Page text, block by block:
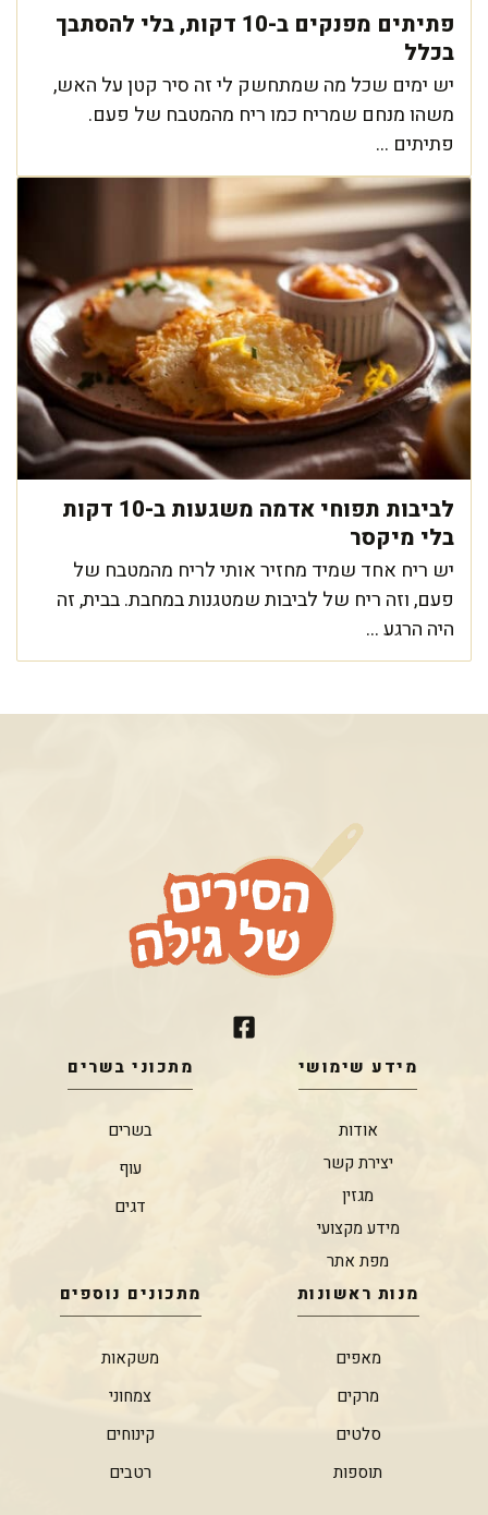
פתיתים מפנקים ב-10 דקות, בלי להסתבך
בכלל
יש ימים שכל מה שמתחשק לי זה סיר קטן על האש,
משהו מנחם שמריח כמו ריח מהמטבח של פעם.
פתיתים ...
לביבות תפוחי אדמה משגעות ב-10 דקות
בלי מיקסר
יש ריח אחד שמיד מחזיר אותי לריח מהמטבח של
פעם, וזה ריח של לביבות שמטגנות במחבת. בבית, זה
היה הרגע ...
מידע שימושי
אודות
יצירת קשר
מגזין
מידע מקצועי
מפת אתר
מתכוני בשרים
בשרים
עוף
דגים
מנות ראשונות
מאפים
מרקים
סלטים
תוספות
מתכונים נוספים
משקאות
צמחוני
קינוחים
רטבים